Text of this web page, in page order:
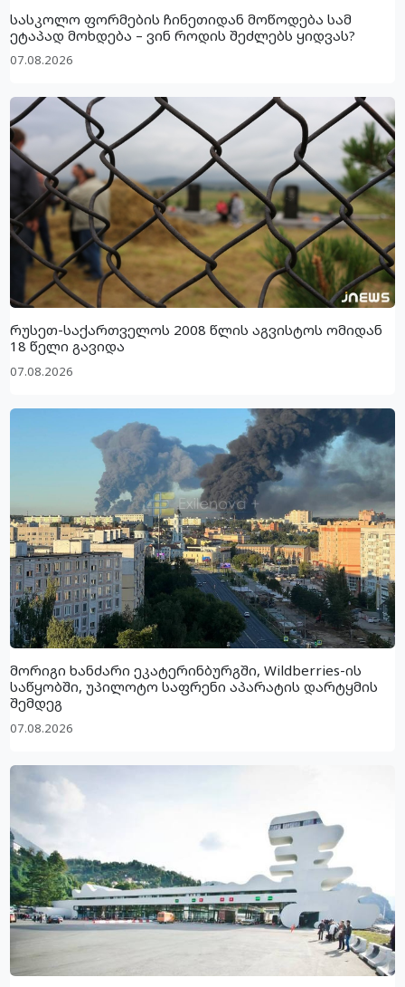
სასკოლო ფორმების ჩინეთიდან მოწოდება სამ
ეტაპად მოხდება – ვინ როდის შეძლებს ყიდვას?
07.08.2026
რუსეთ-საქართველოს 2008 წლის აგვისტოს ომიდან
18 წელი გავიდა
07.08.2026
მორიგი ხანძარი ეკატერინბურგში, Wildberries-ის
საწყობში, უპილოტო საფრენი აპარატის დარტყმის
შემდეგ
07.08.2026